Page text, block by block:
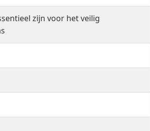
zijn voor het veilig